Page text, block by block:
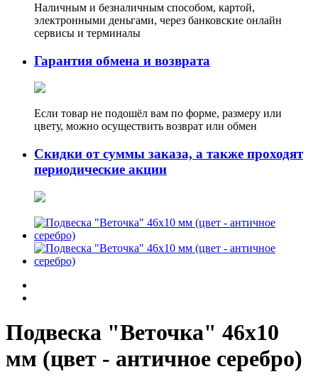
Наличным и безналичным способом, картой,
электронными деньгами, через банковские онлайн
сервисы и терминалы
Гарантия обмена и возврата
Если товар не подошёл вам по форме, размеру или
цвету, можно осуществить возврат или обмен
Скидки от суммы заказа, а также проходят
периодические акции
Подвеска "Веточка" 46х10
мм (цвет - античное серебро)